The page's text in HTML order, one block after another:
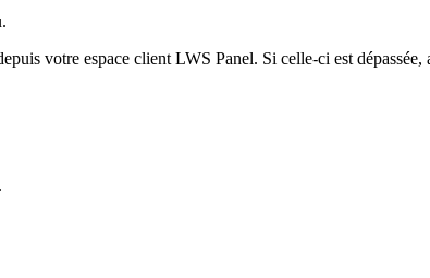
votre espace client LWS Panel. Si celle-ci est